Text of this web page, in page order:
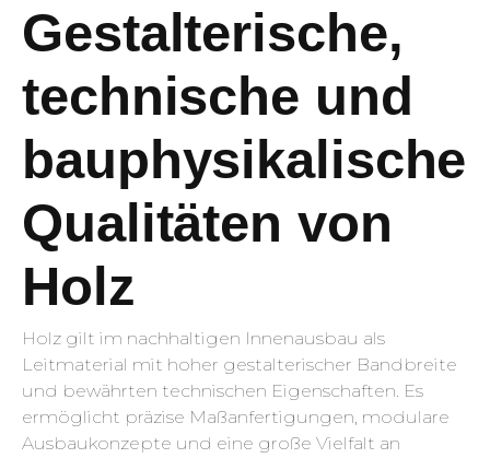
Gestalterische,
technische und
bauphysikalische
Qualitäten von
Holz
Holz gilt im nachhaltigen Innenausbau als
Leitmaterial mit hoher gestalterischer Bandbreite
und bewährten technischen Eigenschaften. Es
ermöglicht präzise Maßanfertigungen, modulare
Ausbaukonzepte und eine große Vielfalt an